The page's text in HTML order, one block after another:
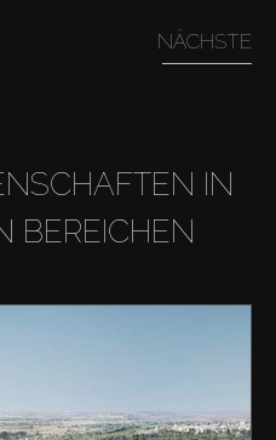
NÄCHSTE
IN
BEREICHEN